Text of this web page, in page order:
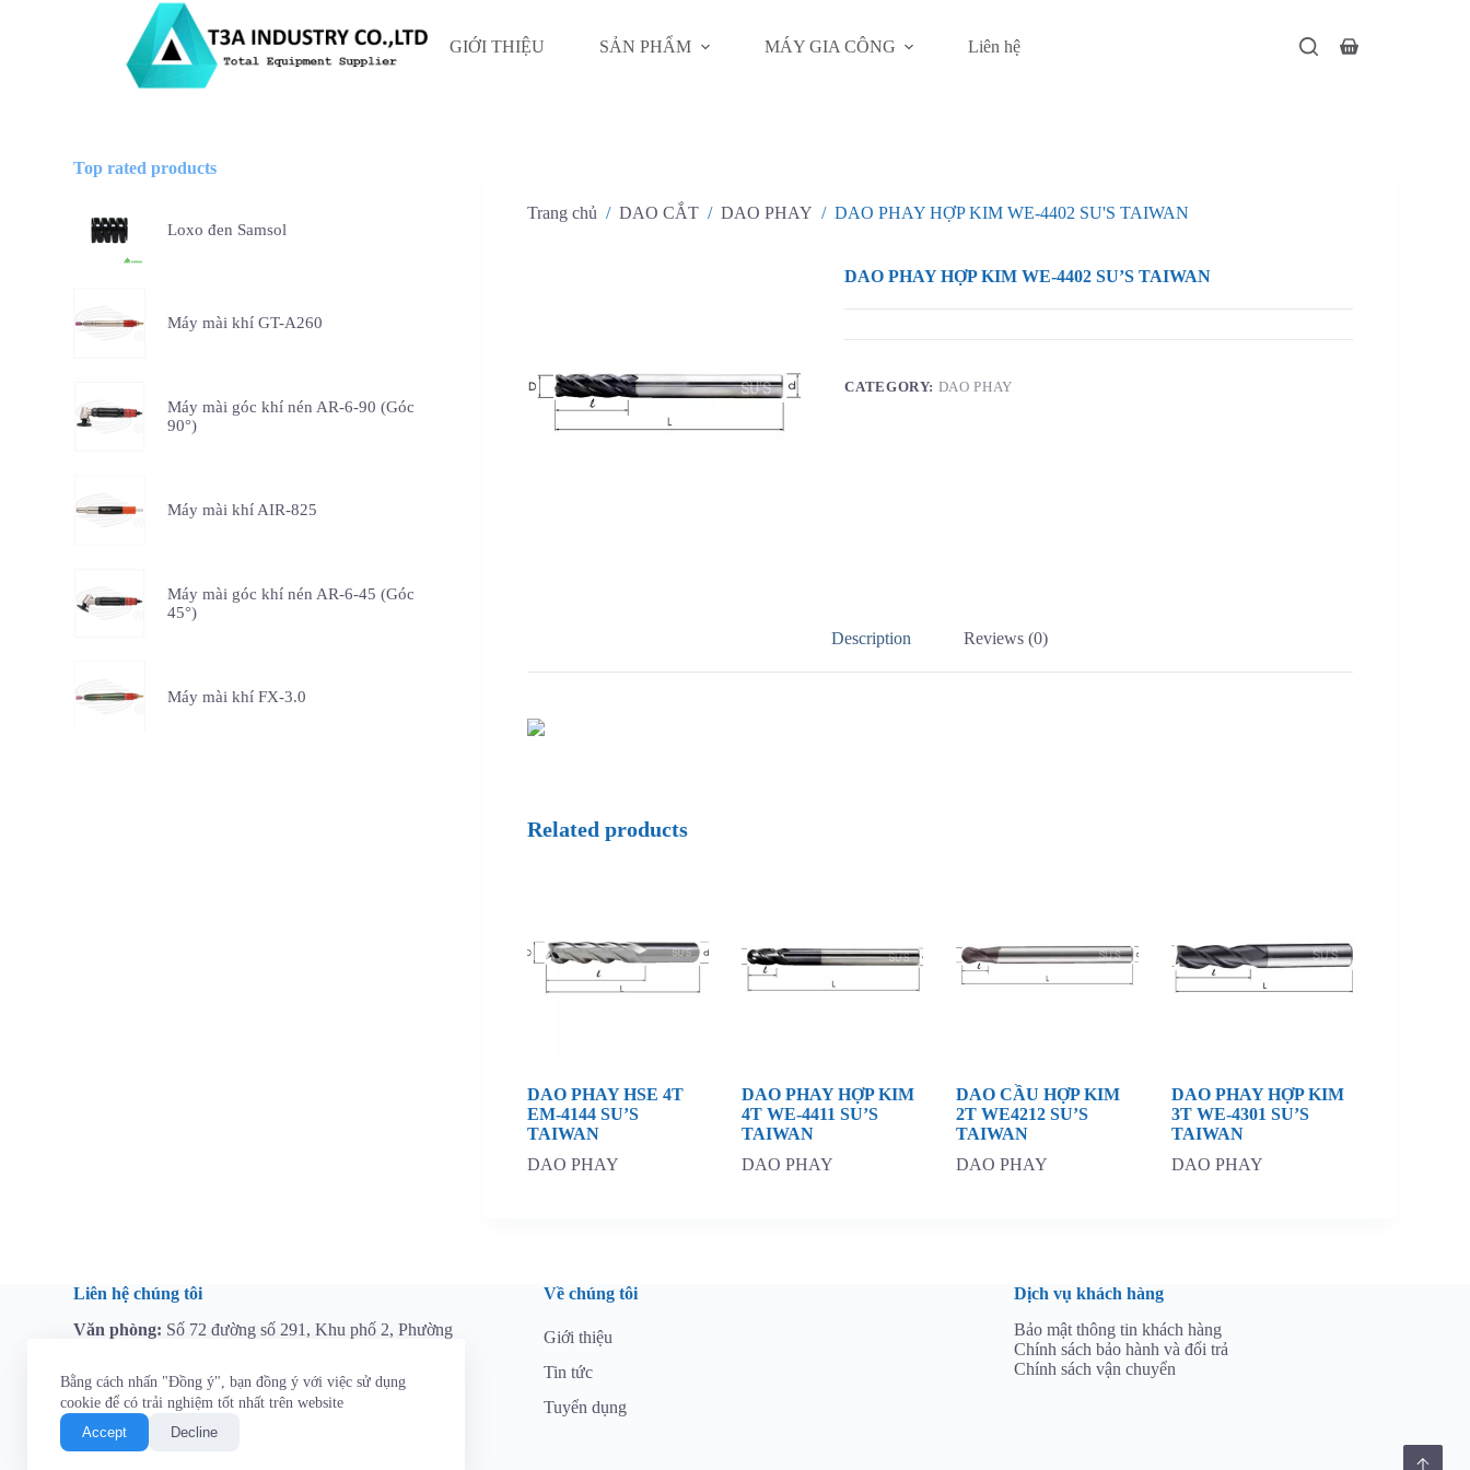
Bằng cách nhấn "Đồng ý", bạn đồng ý với việc sử dụng
cookie để có trải nghiệm tốt nhất trên website
Accept
Decline
GIỚI THIỆU SẢN PHẨM MÁY GIA CÔNG Liên hệ
Giỏ
Trang chủ / DAO CẮT / DAO PHAY / DAO PHAY HỢP KIM WE-4402 SU'S TAIWAN
DAO PHAY HỢP KIM WE-4402 SU’S TAIWAN
CATEGORY: DAO PHAY
Description Reviews (0)
Related products
DAO PHAY HSE 4T
EM-4144 SU’S
TAIWAN
DAO PHAY
DAO PHAY HỢP KIM
4T WE-4411 SU’S
TAIWAN
DAO PHAY
DAO CẦU HỢP KIM
2T WE4212 SU’S
TAIWAN
DAO PHAY
DAO PHAY HỢP KIM
3T WE-4301 SU’S
TAIWAN
DAO PHAY
Top rated products
Loxo đen Samsol
Máy mài khí GT-A260
Máy mài góc khí nén AR-6-90 (Góc
90°)
Máy mài khí AIR-825
Máy mài góc khí nén AR-6-45 (Góc
45°)
Máy mài khí FX-3.0
Liên hệ chúng tôi
Văn phòng: Số 72 đường số 291, Khu phố 2, Phường
Email: tainguyen@t3aindustry.com
Về chúng tôi
Giới thiệu
Tin tức
Tuyển dụng
Dịch vụ khách hàng
Bảo mật thông tin khách hàng
Chính sách bảo hành và đổi trả
Chính sách vận chuyển